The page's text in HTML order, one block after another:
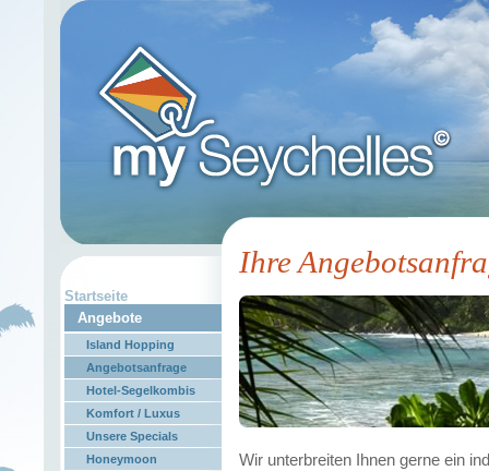
Startseite
Angebote
Island Hopping
Angebotsanfrage
Hotel-Segelkombis
Komfort / Luxus
Unsere Specials
Honeymoon
Ihre
Wir unterbreiten Ihnen gerne ein